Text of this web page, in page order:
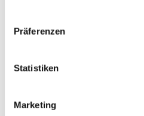
Präferenzen
Statistiken
Marketing